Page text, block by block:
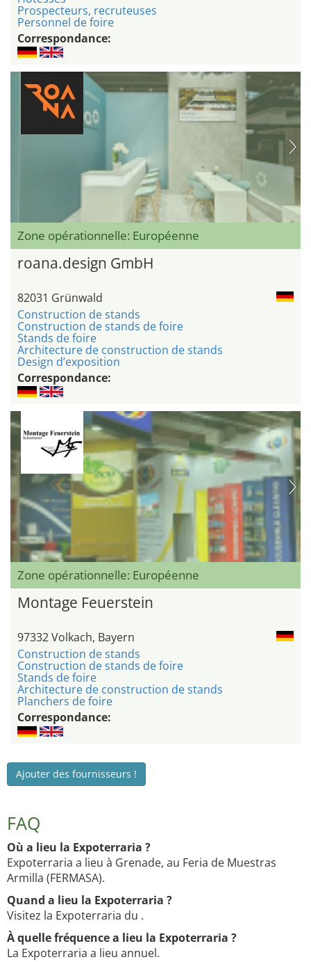
Prospecteurs, recruteuses
Personnel de foire
Correspondance:
Zone opérationnelle: Européenne
roana.design GmbH
82031 Grünwald
Construction de stands
Construction de stands de foire
Stands de foire
Architecture de construction de stands
Design d’exposition
Correspondance:
Zone opérationnelle: Européenne
Montage Feuerstein
97332 Volkach, Bayern
Construction de stands
Construction de stands de foire
Stands de foire
Architecture de construction de stands
Planchers de foire
Correspondance:
Ajouter des fournisseurs !
FAQ
Où a lieu la Expoterraria ?
Expoterraria a lieu à Grenade, au Feria de Muestras
Armilla (FERMASA).
Quand a lieu la Expoterraria ?
Visitez la Expoterraria du .
À quelle fréquence a lieu la Expoterraria ?
La Expoterraria a lieu annuel.